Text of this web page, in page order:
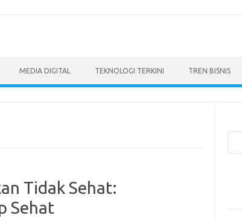
MEDIA DIGITAL TEKNOLOGI TERKINI TREN BISNIS
Tidak Sehat:
Sehat